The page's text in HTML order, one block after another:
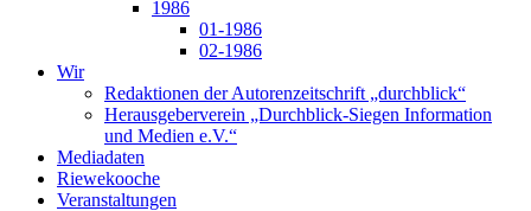
1986
01-1986
02-1986
Wir
Redaktionen der Autorenzeitschrift „durchblick“
Herausgeberverein „Durchblick-Siegen Information
und Medien e.V.“
Mediadaten
Riewekooche
Veranstaltungen